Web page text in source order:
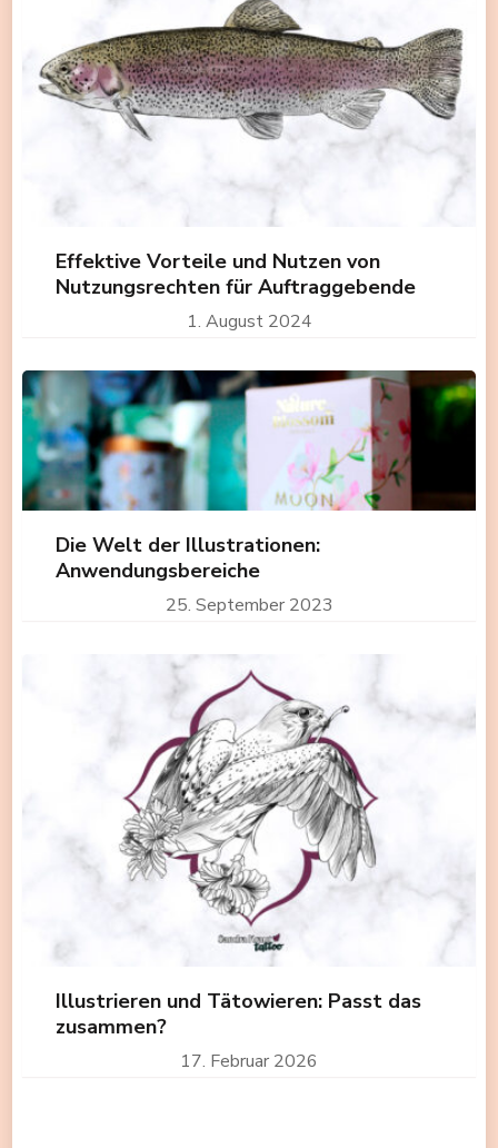
Effektive Vorteile und Nutzen von
Nutzungsrechten für Auftraggebende
1. August 2024
Die Welt der Illustrationen:
Anwendungsbereiche
25. September 2023
Illustrieren und Tätowieren: Passt das
zusammen?
17. Februar 2026